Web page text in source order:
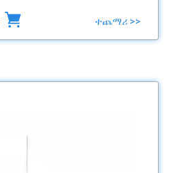
ተጨማሪ >>